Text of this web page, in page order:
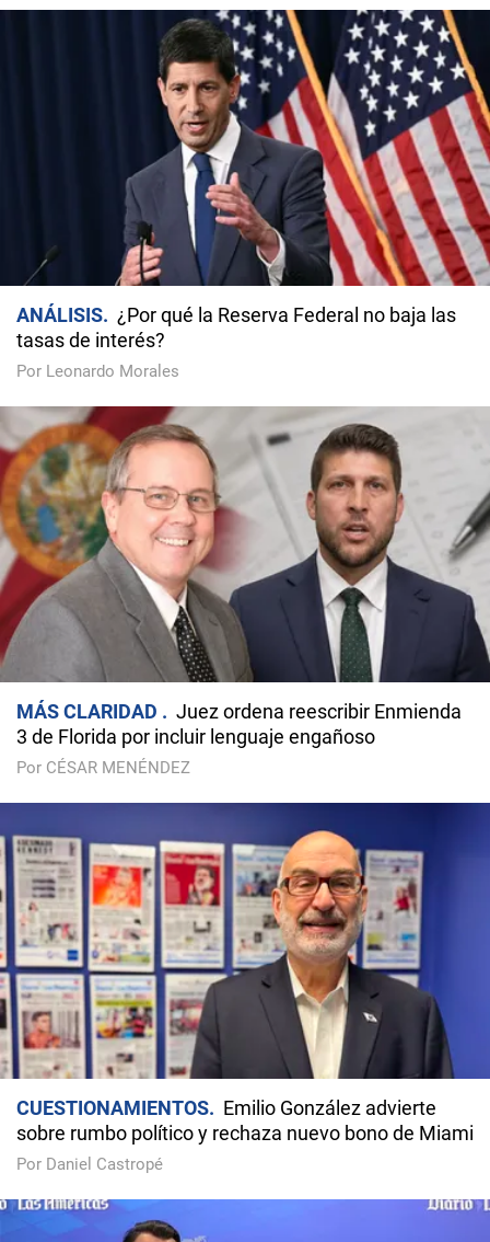
ANÁLISIS
¿Por qué la Reserva Federal no baja las
tasas de interés?
Por Leonardo Morales
MÁS CLARIDAD
Juez ordena reescribir Enmienda
3 de Florida por incluir lenguaje engañoso
Por CÉSAR MENÉNDEZ
CUESTIONAMIENTOS
Emilio González advierte
sobre rumbo político y rechaza nuevo bono de Miami
Por Daniel Castropé